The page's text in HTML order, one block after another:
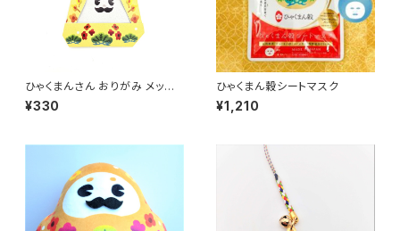
ひゃくまんさん おりがみ メッセ
ージ
¥330
ひゃくまん穀シートマスク
¥1,210